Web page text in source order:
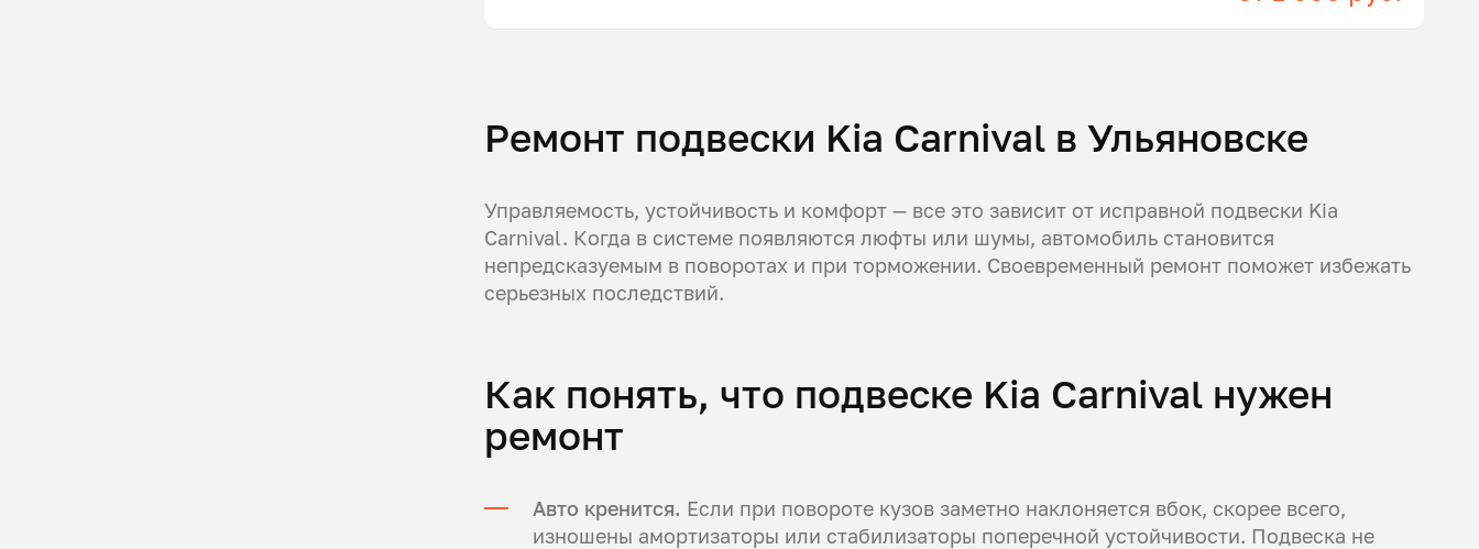
Ремонт подвески Kia Carnival в Ульяновске
Управляемость, устойчивость и комфорт — все это зависит от исправной подвески Kia
Carnival. Когда в системе появляются люфты или шумы, автомобиль становится
непредсказуемым в поворотах и при торможении. Своевременный ремонт поможет избежать
серьезных последствий.
Как понять, что подвеске Kia Carnival нужен
ремонт
Авто кренится. Если при повороте кузов заметно наклоняется вбок, скорее всего,
изношены амортизаторы или стабилизаторы поперечной устойчивости. Подвеска не